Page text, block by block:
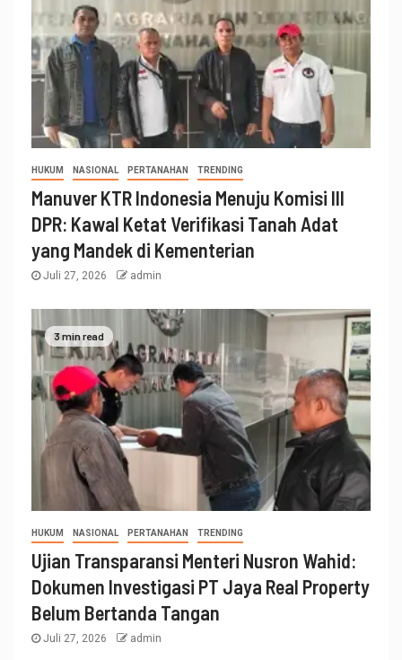
HUKUM NASIONAL PERTANAHAN TRENDING
Manuver KTR Indonesia Menuju Komisi III
DPR: Kawal Ketat Verifikasi Tanah Adat
yang Mandek di Kementerian
Juli 27, 2026 admin
3 min read
HUKUM NASIONAL PERTANAHAN TRENDING
Ujian Transparansi Menteri Nusron Wahid:
Dokumen Investigasi PT Jaya Real Property
Belum Bertanda Tangan
Juli 27, 2026 admin